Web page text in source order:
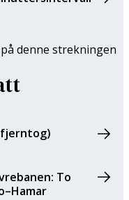
denne strekningen
To